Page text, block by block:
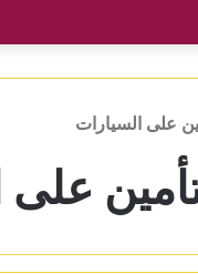
على السيارات
على